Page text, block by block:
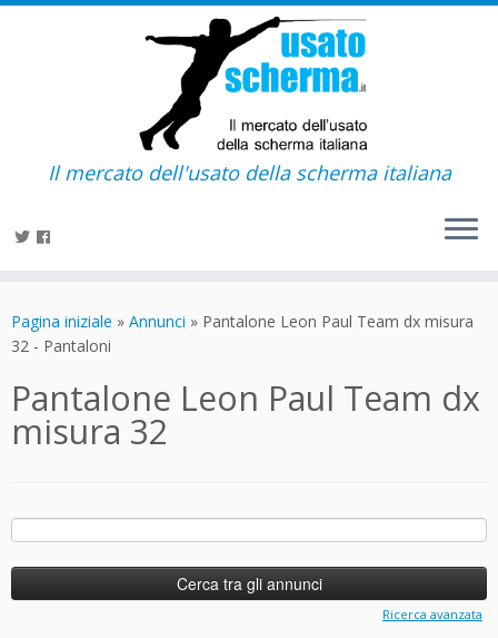
contenuto
Il mercato dell'usato della scherma italiana
Pagina iniziale » Annunci » Pantalone Leon Paul Team dx misura
32 - Pantaloni
Pantalone Leon Paul Team dx
misura 32
Ricerca
Ricerca avanzata